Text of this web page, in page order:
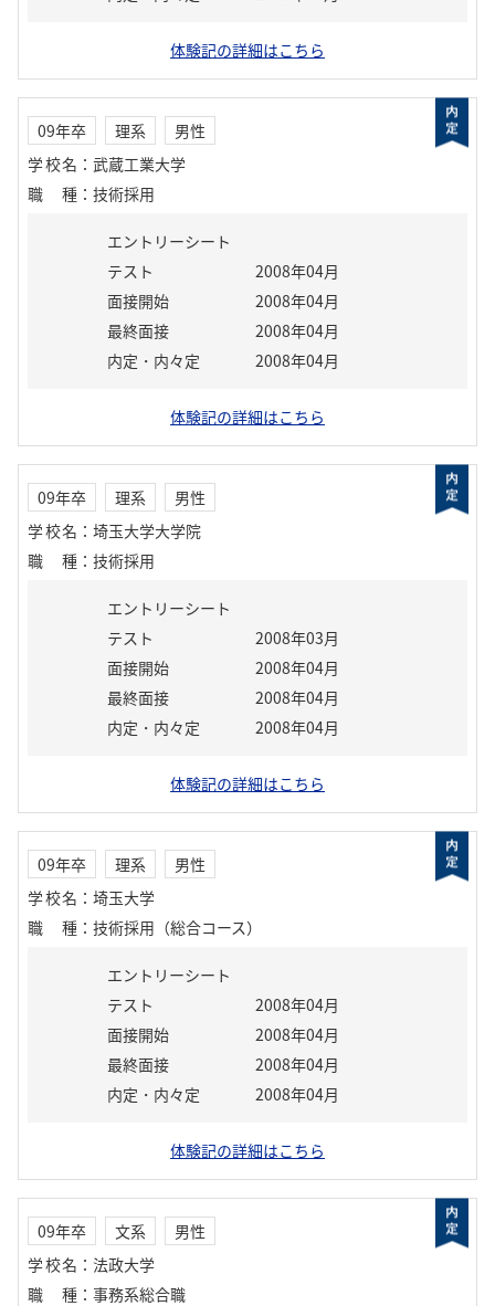
体験記の詳細はこちら
09年卒 理系
男性
学校名 ： 武蔵工業大学
職種 ： 技術採用
エントリーシート
テスト
2008年04月
面接開始
2008年04月
最終面接
2008年04月
内定・内々定
2008年04月
体験記の詳細はこちら
09年卒 理系
男性
学校名 ： 埼玉大学大学院
職種 ： 技術採用
エントリーシート
テスト
2008年03月
面接開始
2008年04月
最終面接
2008年04月
内定・内々定
2008年04月
体験記の詳細はこちら
09年卒 理系
男性
学校名 ： 埼玉大学
職種 ： 技術採用（総合コース）
エントリーシート
テスト
2008年04月
面接開始
2008年04月
最終面接
2008年04月
内定・内々定
2008年04月
体験記の詳細はこちら
09年卒 文系
男性
学校名 ： 法政大学
職種 ： 事務系総合職